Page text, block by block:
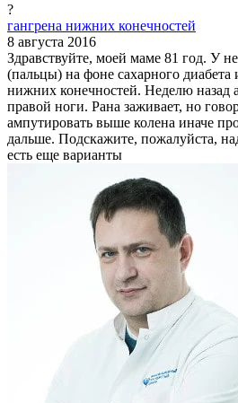
?
гангрена нижних конечностей
8 августа 2016
Здравствуйте, моей маме 81 год. У
(пальцы) на фоне сахарного
нижних конечностей. Неделю назад
правой ноги. Рана заживает, но
ампутировать выше колена иначе
дальше. Подскажите, пожалуйста,
есть еще варианты